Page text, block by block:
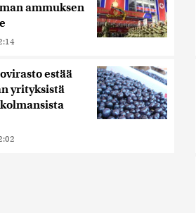
ammuksen
estää
yrityksistä